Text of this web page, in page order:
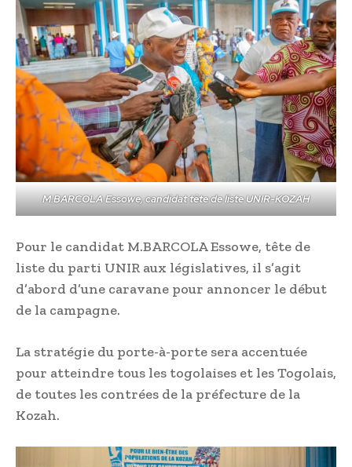
M.BARCOLA Essowe, candidat tête de liste UNIR-KOZAH
Pour le candidat M.BARCOLA Essowe, tête de
liste du parti UNIR aux législatives, il s’agit
d’abord d’une caravane pour annoncer le début
de la campagne.
La stratégie du porte-à-porte sera accentuée
pour atteindre tous les togolaises et les Togolais,
de toutes les contrées de la préfecture de la
Kozah.